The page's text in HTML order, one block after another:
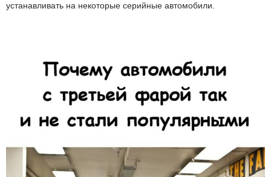
устанавливать на некоторые серийные автомобили.